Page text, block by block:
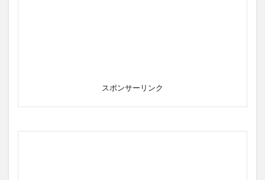
スポンサーリンク